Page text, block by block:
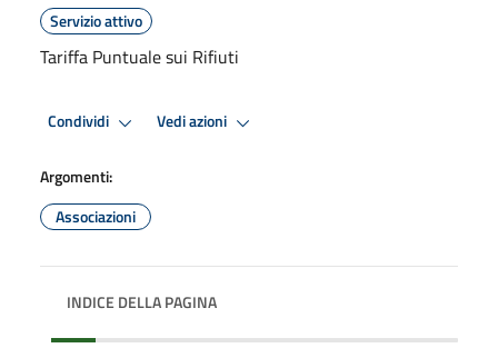
Servizio attivo
Tariffa Puntuale sui Rifiuti
Condividi Vedi azioni
Argomenti:
Associazioni
INDICE DELLA PAGINA